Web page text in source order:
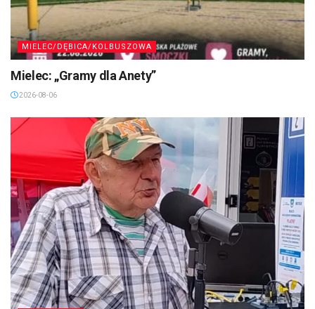
MIELEC/DĘBICA/KOLBUSZOWA
Mielec: „Gramy dla Anety”
2026-08-06